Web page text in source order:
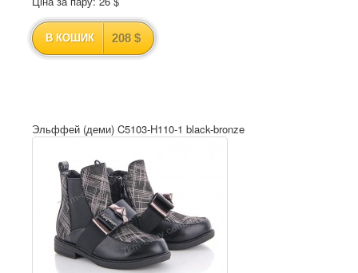
В КОШИК 208 $
Эльффей (деми) C5103-H110-1 black-bronze